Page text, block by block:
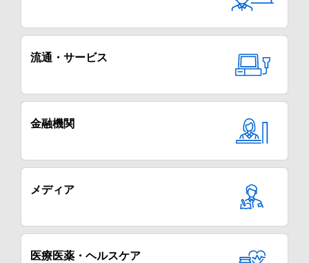
流通・サービス
金融機関
メディア
医療医薬・ヘルスケア